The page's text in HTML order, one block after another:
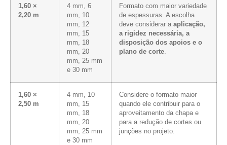
1,60 ×
2,20 m
4 mm, 6
mm, 10
mm, 12
mm, 15
mm, 18
mm, 20
mm, 25 mm
e 30 mm
Formato com maior variedade
de espessuras. A escolha
deve considerar a aplicação,
a rigidez necessária, a
disposição dos apoios e o
plano de corte.
1,60 ×
2,50 m
4 mm, 10
mm, 15
mm, 18
mm, 20
mm, 25 mm
e 30 mm
Considere o formato maior
quando ele contribuir para o
aproveitamento da chapa e
para a redução de cortes ou
junções no projeto.